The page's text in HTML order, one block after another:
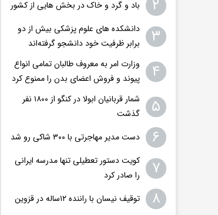
۲ باد و گرد و خاک در بخش هایی از کشور
۳
دانشکده های علوم پزشکی بیش از دو
برابر ظرفیت خود دانشجو گرفته‌اند
۴
وزارت امر به معروف طالبان تمامی انواع
پیوند و فروش اعضای بدن را ممنوع کرد
۵
شمار قربانیان ابولا در کنگو از ۱۸۰۰ نفر
گذشت
۶ دست مدیر مهاجرتی با ۳۰۰ شاکی رو شد
۷
کویت دستور تعطیلی تنها مدرسه ایرانی
را صادر کرد
۸ توقیف نیسان با راننده ۱۲ساله در قزوین